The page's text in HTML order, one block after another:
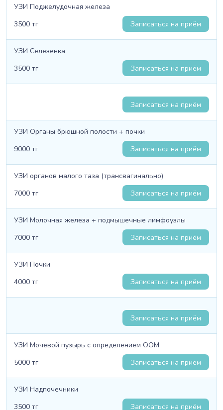
УЗИ Поджелудочная железа
3500 тг
Записаться на приём
УЗИ Селезенка
3500 тг
Записаться на приём
Записаться на приём
УЗИ Органы брюшной полости + почки
9000 тг
Записаться на приём
УЗИ органов малого таза (трансвагинально)
7000 тг
Записаться на приём
УЗИ Молочная железа + подмышечные лимфоузлы
7000 тг
Записаться на приём
УЗИ Почки
4000 тг
Записаться на приём
Записаться на приём
УЗИ Мочевой пузырь с определением ООМ
5000 тг
Записаться на приём
УЗИ Надпочечники
3500 тг
Записаться на приём